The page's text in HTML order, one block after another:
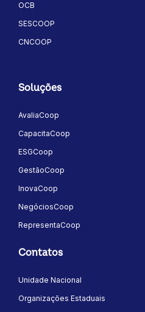
OCB
SESCOOP
CNCOOP
Soluções
AvaliaCoop
CapacitaCoop
ESGCoop
GestãoCoop
InovaCoop
NegóciosCoop
RepresentaCoop
Contatos
Unidade Nacional
Organizações Estaduais